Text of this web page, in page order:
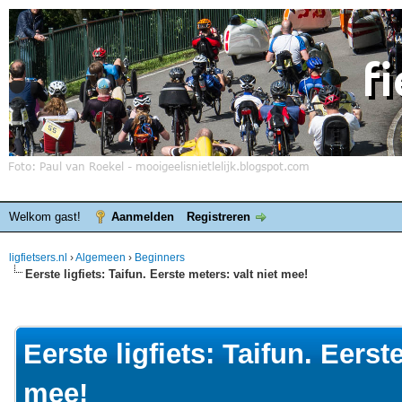
Welkom gast! Aanmelden Registreren
ligfietsers.nl ›Algemeen › Beginners
Eerste ligfiets: Taifun. Eerste meters: valt niet mee!
Eerste ligfiets: Taifun.
mee!